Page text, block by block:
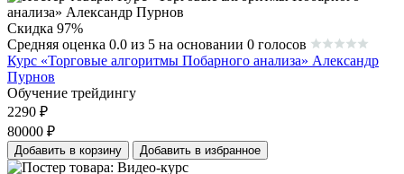
Скидка 97%
Средняя оценка 0.0 из 5 на основании 0 голосов
Курс «Торговые алгоритмы Побарного анализа» Александр
Пурнов
Обучение трейдингу
2290 ₽
80000 ₽
Добавить в корзину Добавить в избранное